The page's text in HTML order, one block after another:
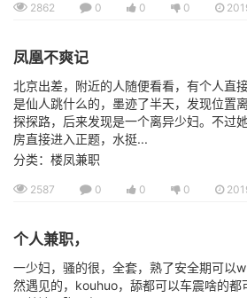
2862 0 0 0
凤凰不爽记
北京出差，附近的人随便看看，有个人直
是仙人跳什么的，墨迹了半天，发现位置
探探路，后来发现是一个离异少妇。不过
房直接进入正题，水挺...
分类：楼凤兼职
2587 0 0 0
个人兼职，
一少妇，骚的很，全套，熟了安全期可以
然遇见的，kouhuo，舔都可以车震啥的都